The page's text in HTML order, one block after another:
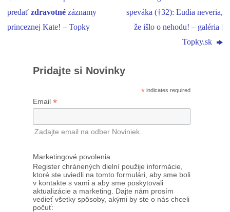
predaťzdravotné záznamy
princeznej Kate! – Topky
speváka (†32): Ľudia neveria,
že išlo o nehodu! – galéria |
Topky.sk
Pridajte si Novinky
* indicates required
Email *
Zadajte email na odber Noviniek.
Marketingové povolenia
Register chránených dielní použije informácie,
ktoré ste uviedli na tomto formulári, aby sme boli
v kontakte s vami a aby sme poskytovali
aktualizácie a marketing. Dajte nám prosím
vedieť všetky spôsoby, akými by ste o nás chceli
počuť: